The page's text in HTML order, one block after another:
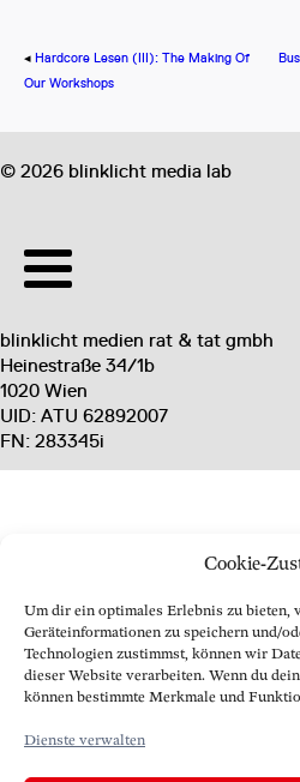
Cookie-
Um dir ein optimales Erlebnis zu bieten,
Geräteinformationen zu speichern und/
Technologien zustimmst, können wir
dieser Website verarbeiten. Wenn du
können bestimmte Merkmale und
Dienste verwalten
◂ Hardcore Lesen (III): The Making Of
Our Workshops
© 2026 blinklicht media lab
blinklicht medien rat & tat gmbh
Heinestraße 34/1b
1020 Wien
UID: ATU 62892007
FN: 283345i